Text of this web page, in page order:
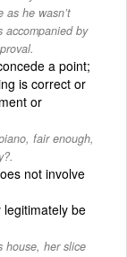
as he wasn’t
accompanied by
a point;
is correct or
or
fair enough,
not involve
be
house, her slice